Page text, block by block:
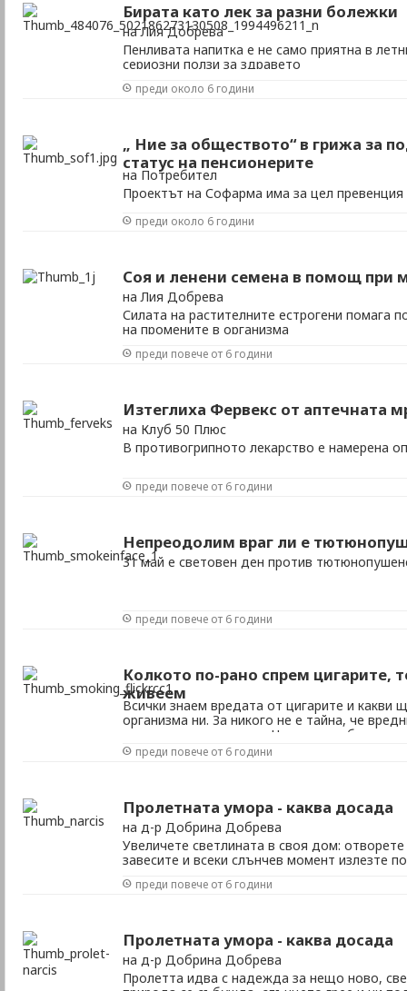
Бирата като лек за разни болежки
на Лия Добрева
Пенливата напитка е не само приятна в
сериозни ползи за здравето
преди около 6 години
„ Ние за обществото“ в грижа за
статус на пенсионерите
на Потребител
Проектът на Софарма има за цел
белодробни заболявания. Безплатно
стойности на кръвното си налягане,
преди около 6 години
Соя и ленени семена в помощ при
на Лия Добрева
Силата на растителните естрогени помага
на промените в организма
преди повече от 6 години
Изтеглиха Фервекс от аптечната
на Клуб 50 Плюс
В противогрипното лекарство е намерена
преди повече от 6 години
Непреодолим враг ли е
31 май е световен ден против
преди повече от 6 години
Колкото по-рано спрем цигарите,
живеем
Всички знаем вредата от цигарите и какви
организма ни. За никого не е тайна, че
значително живота ни. Но има и добра
спрем да пушим, толкова по-голям шанс
изгубеното. След редица проучвания,
преди повече от 6 години
Пролетната умора - каква досада
на д-р Добрина Добрева
Увеличете светлината в своя дом:
завесите и всеки слънчев момент излезте
светлина. Забравете за слънчевите очила,
преди повече от 6 години
Пролетната умора - каква досада
на д-р Добрина Добрева
Пролетта идва с надежда за нещо ново,